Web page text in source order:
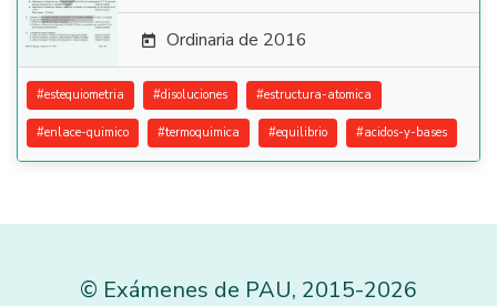
 Ordinaria de 2016
#estequiometria #disoluciones #estructura-atomica
#enlace-quimico #termoquimica #equilibrio #acidos-y-bases
© Exámenes de PAU, 2015-2026